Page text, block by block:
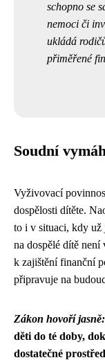
schopno se
nemoci či
ukládá
přiměřené
Soudní
Vyživovací
dospělosti dítěte.
to i v situaci, kdy už
na dospělé dítě
k zajištění finanční
připravuje na
Zákon hovoří jasně:
děti do té doby,
dostatečné